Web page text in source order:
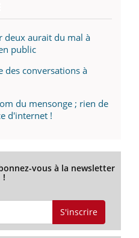
deux aurait du mal à
public
des conversations à
du mensonge ; rien de
d'internet !
vous à la newsletter
!
S'inscrire